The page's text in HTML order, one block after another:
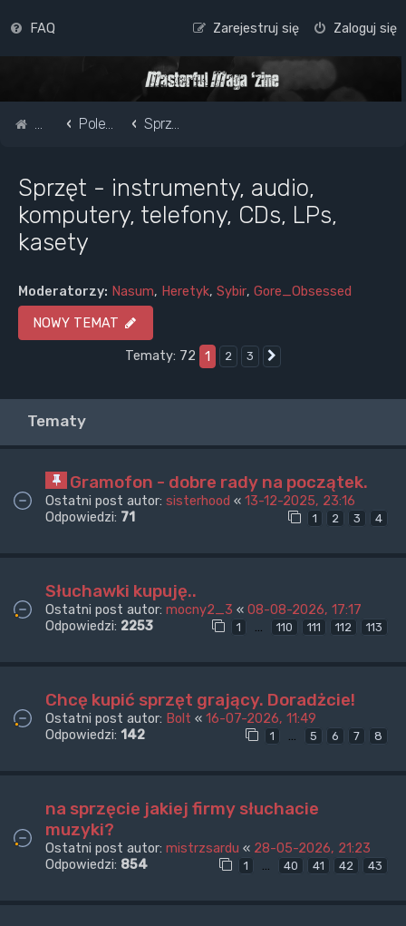
FAQ Zaloguj się
Zarejestruj się
Strona główna
Pole do popisu... Sprzęt - instrumenty, audio, komputery, telefony, CDs, LPs, kasety
Sprzęt - instrumenty, audio,
komputery, telefony, CDs, LPs,
kasety
Moderatorzy: Nasum, Heretyk, Sybir, Gore_Obsessed
NOWY TEMAT
Tematy: 72
1 2 3
Tematy
Gramofon - dobre rady na początek.
Ostatni post autor: sisterhood « 13-12-2025, 23:16
Odpowiedzi: 71 1 2 3 4
Słuchawki kupuję..
Ostatni post autor: mocny2_3 « 08-08-2026, 17:17
Odpowiedzi: 2253 1 … 110 111 112 113
Chcę kupić sprzęt grający. Doradżcie!
Ostatni post autor: Bolt « 16-07-2026, 11:49
Odpowiedzi: 142 1 … 5 6 7 8
na sprzęcie jakiej firmy słuchacie
muzyki?
Ostatni post autor: mistrzsardu « 28-05-2026, 21:23
Odpowiedzi: 854 1 … 40 41 42 43